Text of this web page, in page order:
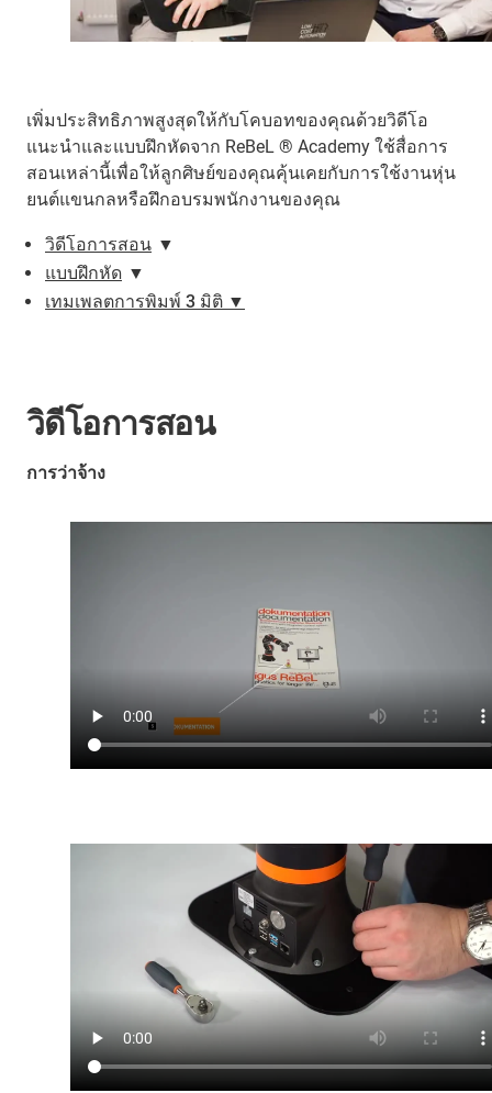
เพิ่มประสิทธิภาพสูงสุดให้กับโคบอทของคุณด้วยวิดีโอ
แนะนำและแบบฝึกหัดจาก ReBeL ® Academy ใช้สื่อการ
สอนเหล่านี้เพื่อให้ลูกศิษย์ของคุณคุ้นเคยกับการใช้งานหุ่น
ยนต์แขนกลหรือฝึกอบรมพนักงานของคุณ
วิดีโอการสอน ▼
แบบฝึกหัด ▼
เทมเพลตการพิมพ์ 3 มิติ ▼
วิดีโอการสอน
การว่าจ้าง